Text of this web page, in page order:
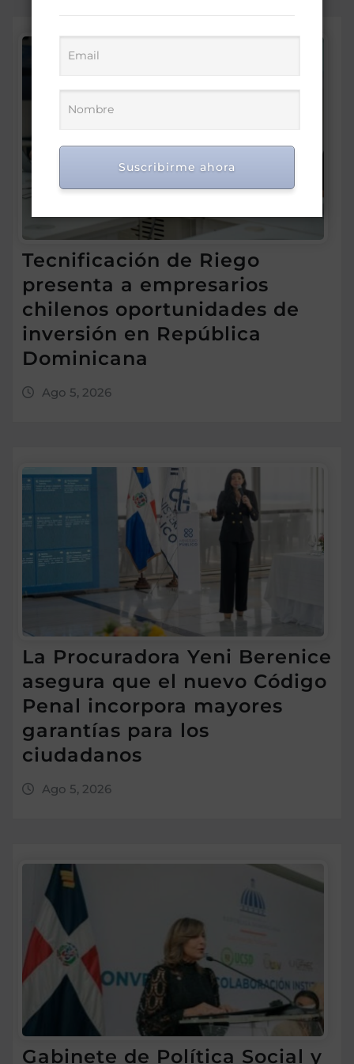
Tecnificación de Riego
presenta a empresarios
chilenos oportunidades de
inversión en República
Dominicana
Ago 5, 2026
La Procuradora Yeni Berenice
asegura que el nuevo Código
Penal incorpora mayores
garantías para los
ciudadanos
Ago 5, 2026
Gabinete de Política Social y
Suscribirme ahora